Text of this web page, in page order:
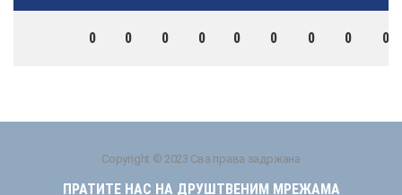
0 0 0 0 0 0 0 0 0
Copyright © 2023 Сва права задржана
ПРАТИТЕ НАС НА ДРУШТВЕНИМ МРЕЖАМА